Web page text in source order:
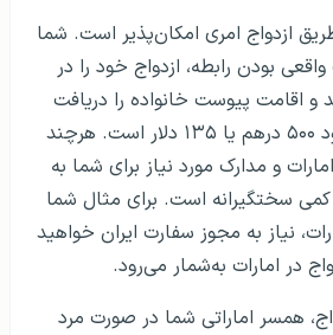
ازدواج امری امکان‌پذیر است. شما
بودن رابطه، ازدواج خود را در
و اقامت پیوست خانواده را دریافت
کنید که هزینه آن حدود ۵۰۰ درهم یا ۱۳۵ دلار است. هرچند
و مدارک مورد نیاز برای شما به
سختگیرانه است. برای مثال شما
نیاز به مجوز سفارت ایران خواهید
در امارات به‌شمار می‌رود.
همسر اماراتی شما در صورت مرد